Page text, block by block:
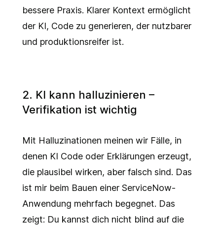
bessere Praxis. Klarer Kontext ermöglicht
der KI, Code zu generieren, der nutzbarer
und produktionsreifer ist.
2. KI kann halluzinieren –
Verifikation ist wichtig
Mit Halluzinationen meinen wir Fälle, in
denen KI Code oder Erklärungen erzeugt,
die plausibel wirken, aber falsch sind. Das
ist mir beim Bauen einer ServiceNow-
Anwendung mehrfach begegnet. Das
zeigt: Du kannst dich nicht blind auf die